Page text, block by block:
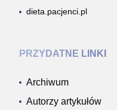
dieta.pacjenci.pl
PRZYDATNE LINKI
Archiwum
Autorzy artykułów